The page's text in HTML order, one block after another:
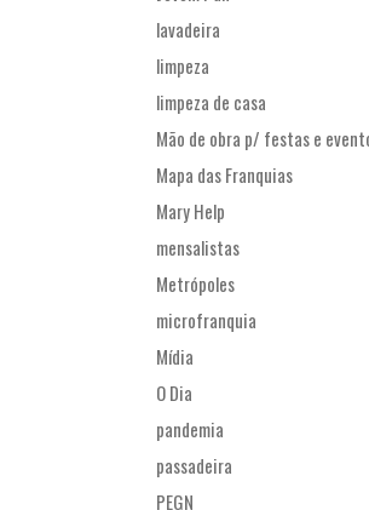
lavadeira
limpeza
limpeza de casa
Mão de obra p/ festas e
Mapa das Franquias
Mary Help
mensalistas
Metrópoles
microfranquia
Mídia
O Dia
pandemia
passadeira
PEGN